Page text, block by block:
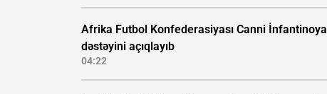
Afrika Futbol Konfederasiyası Canni İnfantinoya
dəstəyini açıqlayıb
04:22